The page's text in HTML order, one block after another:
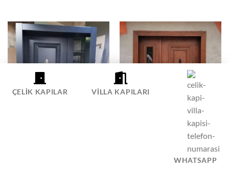
Etimesgut Villa Kapısı
ÇELIK KAPILAR VILLA KAPILARI
WHATSAPP